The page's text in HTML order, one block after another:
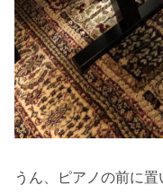
うん、ピアノの前に置